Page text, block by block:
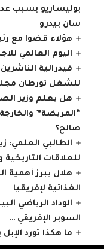
بوليساريو بسبب
سان بيدرو
هؤلاء قضوا مع
اليوم العالمي
فيدرالية
للشغل تورطان
هل يعلم وزير
“المريضة”
صالح؟
الطالبي العلمي:
للعلاقات
هلال يبرز أهمية
الغذائية لإفريقيا
الوداد الرياضي
السوبر الإفريقي …
ما هكذا تورد الإبل